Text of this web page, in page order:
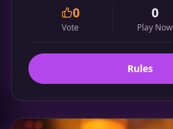
0
Vote
0
Play Now
Rules